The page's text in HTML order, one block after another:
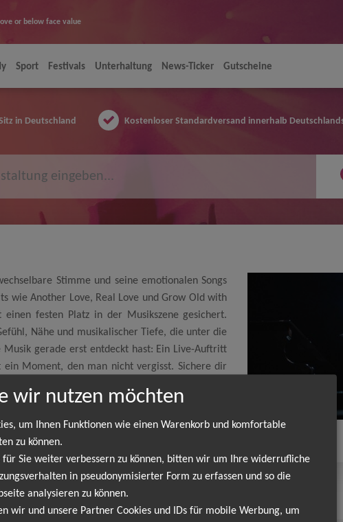
or below face value
Sport Festivals Unterhaltung News-Ticker Gutscheine
in Deutschland Kostenloser Standardversand innerhalb
Stimme und seine emotionalen Songs
wie Another Love, Real Love und Grow Old with
festen Platz in der Musikszene gesichert.
Nähe und musikalischer Tiefe, die unter die
gerade erst entdeckt hast: Ein Live-Auftritt
Moment, den man nicht vergisst. Sichere dir
seiner außergewöhnlichen Stimme und seiner
sorgt. Die Nachfrage ist groß, die Plätze sind
Ticket für Tom Odell live und sei Teil eines
wir nutzen möchten
um Ihnen Funktionen wie einen Warenkorb und komfortable
zu können.
für Sie weiter verbessern zu können, bitten wir um Ihre widerrufliche
in pseudonymisierter Form zu erfassen und so die
analysieren zu können.
wir und unsere Partner Cookies und IDs für mobile Werbung, um